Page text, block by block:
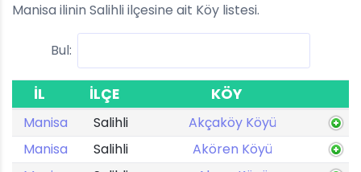
Manisa ilinin Salihli ilçesine ait Köy listesi.
Bul:
İL İLÇE KÖY
Manisa Salihli
Akçaköy Köyü
Manisa
Salihli
Akören Köyü